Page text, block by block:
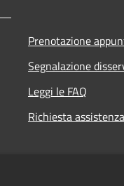
Prenotazione
Segnalazione
Leggi le FAQ
Richiesta assistenza